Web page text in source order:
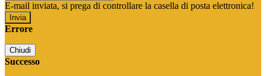
E-mail inviata, si prega di controllare la casella di posta elettronica!
Errore
Chiudi
Successo